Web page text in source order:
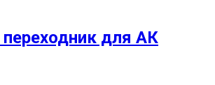
для АК